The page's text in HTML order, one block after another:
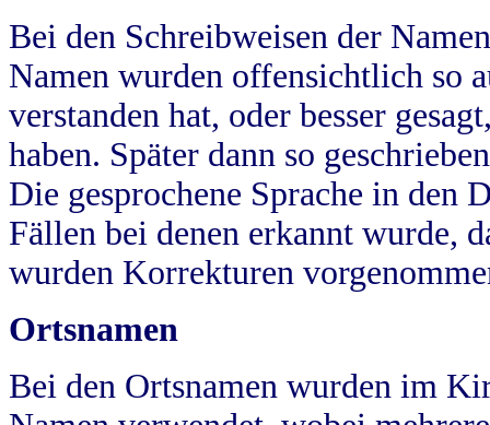
Bei den Schreibweisen der
Namen wurden offensichtlich so
verstanden hat, oder besser
haben. Später dann so
Die gesprochene Sprache in
Fällen bei denen erkannt wurde,
wurden Korrekturen
Ortsnamen
Bei den Ortsnamen wurden im